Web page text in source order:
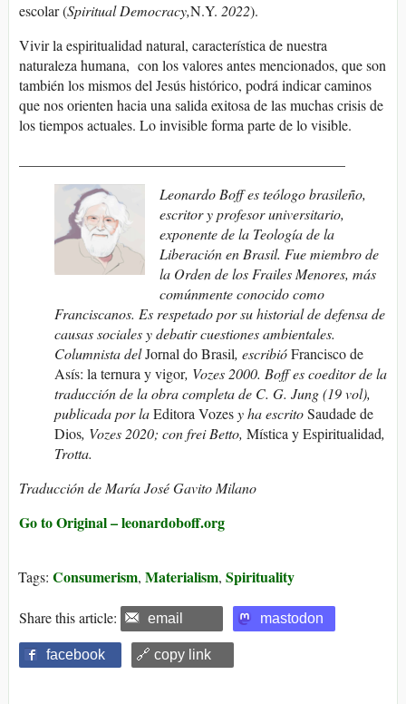
escolar (Spiritual Democracy,N.Y. 2022).
Vivir la espiritualidad natural, característica de nuestra
naturaleza humana, con los valores antes mencionados, que son
también los mismos del Jesús histórico, podrá indicar caminos
que nos orienten hacia una salida exitosa de las muchas crisis de
los tiempos actuales. Lo invisible forma parte de lo visible.
Leonardo Boff es teólogo brasileño,
escritor y profesor universitario,
exponente de la Teología de la
Liberación en Brasil. Fue miembro de
la Orden de los Frailes Menores, más
comúnmente conocido como
Franciscanos. Es respetado por su historial de defensa de
causas sociales y debatir cuestiones ambientales.
Columnista delJornal do Brasil, escribióFrancisco de
Asís: la ternura y vigor, Vozes 2000. Boff es coeditor de la
traducción de la obra completa de C. G. Jung (19 vol),
publicada por laEditora Vozesy ha escritoSaudade de
Dios, Vozes 2020; con frei Betto, Mística y Espiritualidad,
Trotta.
Traducción de María José Gavito Milano
Go to Original – leonardoboff.org
Tags: Consumerism, Materialism, Spirituality
Share this article: email mastodon
facebook 🔗 copy link